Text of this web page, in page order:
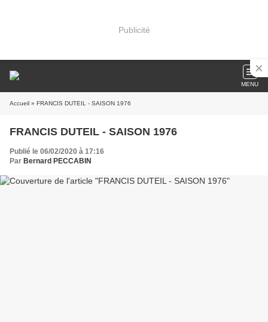
Publicité
MENU
Accueil » FRANCIS DUTEIL - SAISON 1976
FRANCIS DUTEIL - SAISON 1976
Publié le 06/02/2020 à 17:16
Par Bernard PECCABIN